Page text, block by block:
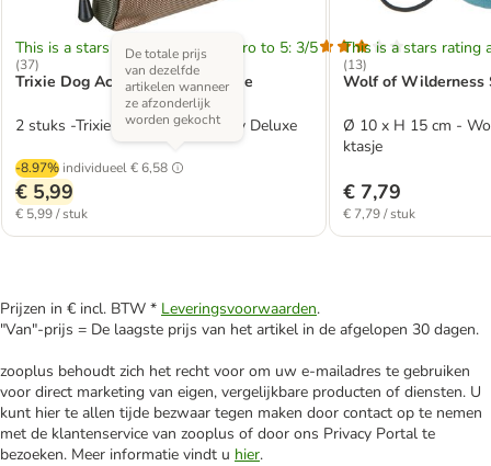
This is a stars rating area from zero to 5: 3/5
(37)
Trixie Dog Activity Baggy Deluxe
2 stuks -Trixie Dog Activity Baggy Deluxe
-8.97% individueel€ 6,58
De totale prijs
van dezelfde
artikelen wanneer
ze afzonderlijk
worden gekocht
€ 5,99
€ 5,99 / stuk
This is a stars rating
(13)
Wolf of Wilderness
Ø 10 x H 15 cm -
ktasje
€ 7,79
€ 7,79 / stuk
Prijzen in € incl. BTW * Leveringsvoorwaarden.
"Van"-prijs = De laagste prijs van het artikel in de afgelopen 30 dagen.
zooplus behoudt zich het recht voor om uw e-mailadres te gebruiken
voor direct marketing van eigen, vergelijkbare producten of diensten. U
kunt hier te allen tijde bezwaar tegen maken door contact op te nemen
met de klantenservice van zooplus of door ons Privacy Portal te
bezoeken. Meer informatie vindt u hier.